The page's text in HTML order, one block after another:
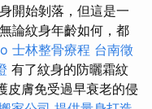
開始剝落，但這是一
論紋身年齡如何，都
士林整骨療程 台南徵
有了紋身的防曬霜紋
皮膚免受過早衰老的侵